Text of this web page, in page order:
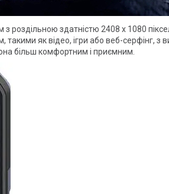
здатністю 2408 х 1080
як відео, ігри або веб-серфінг,
більш комфортним і приємним.